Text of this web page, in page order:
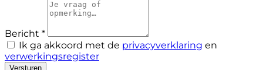
Bericht *
Ik ga akkoord met de privacyverklaring en
verwerkingsregister
Versturen